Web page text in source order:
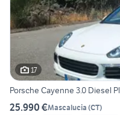
17
Porsche Cayenne 3.0 Diesel
25.990 €Mascalucia (CT)